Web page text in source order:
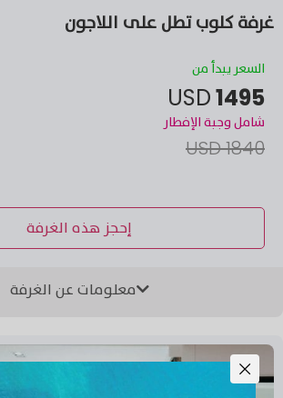
غرفة كلوب تطل على اللاجون
السعر يبدأ من
1495
USD
شامل وجبة الإفطار
1840 USD
إحجز هذه الغرفة
معلومات عن الغرفة